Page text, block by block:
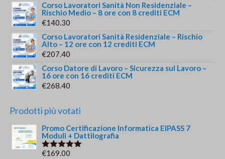
Corso Lavoratori Sanità Non Residenziale –
Rischio Medio – 8 ore con 8 crediti ECM
€140.30
Corso Lavoratori Sanità Residenziale – Rischio
Alto – 12 ore con 12 crediti ECM
€207.40
Corso Datore di Lavoro – Sicurezza sul Lavoro –
16 ore con 16 crediti ECM
€268.40
Prodotti più votati
Promo Certificazione Informatica EIPASS 7
Moduli + Dattilografia
Valutato
€169.00